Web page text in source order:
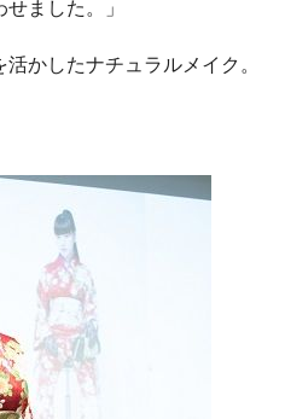
ました。」
かしたナチュラルメイク。